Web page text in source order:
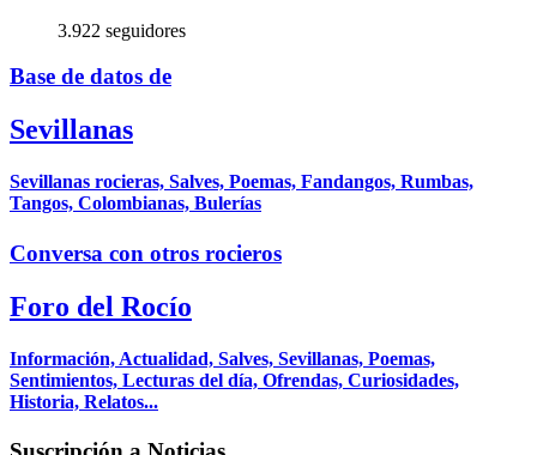
3.922 seguidores
Base de datos de
Sevillanas
Sevillanas rocieras, Salves, Poemas, Fandangos, Rumbas,
Tangos, Colombianas, Bulerías
Conversa con otros rocieros
Foro del Rocío
Información, Actualidad, Salves, Sevillanas, Poemas,
Sentimientos, Lecturas del día, Ofrendas, Curiosidades,
Historia, Relatos...